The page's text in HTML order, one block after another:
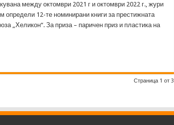
между октомври 2021 г и октомври 2022 г., жури
12-те номинирани книги за престижната
„Хеликон“. За приза – паричен приз и пластика на
Страница 1 от 3